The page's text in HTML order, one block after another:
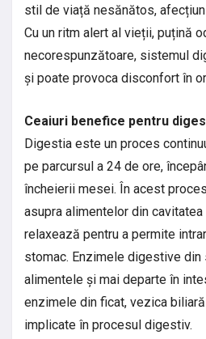
stil de viață nesănătos,
Cu un ritm alert al vieții, puțină
necorespunzătoare, sistemul
și poate provoca disconfort în
Ceaiuri benefice pentru
Digestia este un proces
pe parcursul a 24 de ore,
încheierii mesei. În acest
asupra alimentelor din
relaxează pentru a permite
stomac. Enzimele digestive
alimentele și mai departe în
enzimele din ficat, vezica
implicate în procesul digestiv.